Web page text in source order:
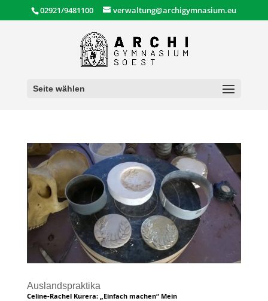
02921/9481100 verwaltung@archigymnasium.eu
Seite wählen
Auslandspraktika
Celine-Rachel Kurera: „Einfach machen“ Mein